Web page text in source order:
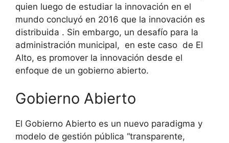
quien luego de estudiar la innovación en el
mundo concluyó en 2016 que la innovación es
distribuida . Sin embargo, un desafío para la
administración municipal, en este caso de El
Alto, es promover la innovación desde el
enfoque de un gobierno abierto.
Gobierno Abierto
El Gobierno Abierto es un nuevo paradigma y
modelo de gestión pública “transparente,